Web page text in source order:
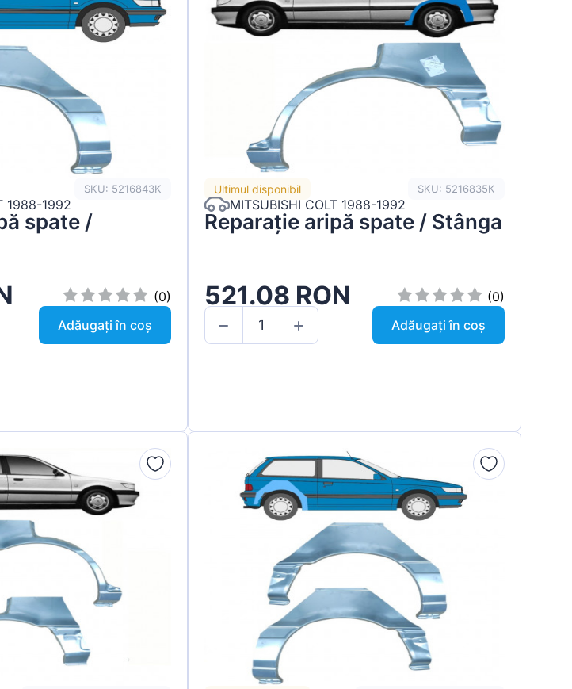
SKU: 5216843K
1988-1992
spate /
(0)
Adăugați în coș
Ultimul disponibil SKU: 5216835K
MITSUBISHI COLT 1988-1992
Reparație aripă spate / Stânga
521.08 RON
(0)
Adăugați în coș